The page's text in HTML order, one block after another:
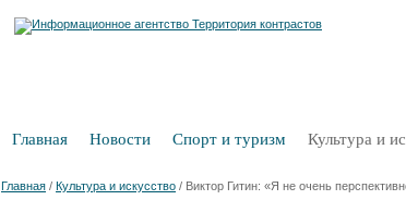
Главная Новости Спорт и туризм Культура и
Главная / Культура и искусство / Виктор Гитин: «Я не очень